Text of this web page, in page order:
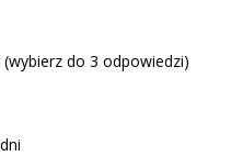
do 3 odpowiedzi)